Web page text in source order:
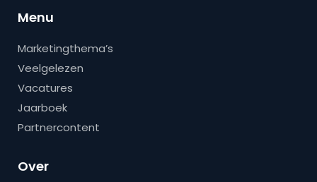
Menu
Marketingthema’s
Veelgelezen
Vacatures
Jaarboek
Partnercontent
Over